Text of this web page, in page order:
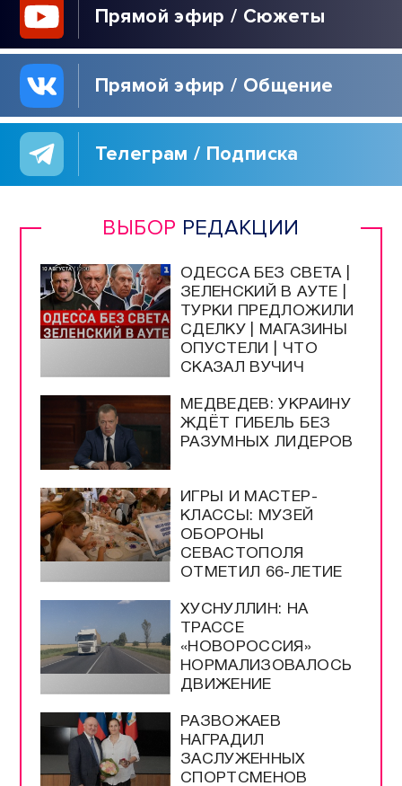
Прямой эфир / Сюжеты
Прямой эфир / Общение
Телеграм / Подписка
ВЫБОР РЕДАКЦИИ
ОДЕССА БЕЗ СВЕТА |
ЗЕЛЕНСКИЙ В АУТЕ |
ТУРКИ ПРЕДЛОЖИЛИ
СДЕЛКУ | МАГАЗИНЫ
ОПУСТЕЛИ | ЧТО
СКАЗАЛ ВУЧИЧ
МЕДВЕДЕВ: УКРАИНУ
ЖДЁТ ГИБЕЛЬ БЕЗ
РАЗУМНЫХ ЛИДЕРОВ
ИГРЫ И МАСТЕР-
КЛАССЫ: МУЗЕЙ
ОБОРОНЫ
СЕВАСТОПОЛЯ
ОТМЕТИЛ 66-ЛЕТИЕ
ХУСНУЛЛИН: НА
ТРАССЕ
«НОВОРОССИЯ»
НОРМАЛИЗОВАЛОСЬ
ДВИЖЕНИЕ
РАЗВОЖАЕВ
НАГРАДИЛ
ЗАСЛУЖЕННЫХ
СПОРТСМЕНОВ